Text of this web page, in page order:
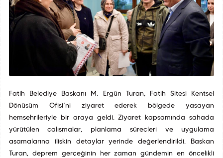
Fatih Belediye Başkanı M. Ergün Turan, Fatih Sitesi Kentsel
Dönüşüm Ofisi’ni ziyaret ederek bölgede yaşayan
hemşehrileriyle bir araya geldi. Ziyaret kapsamında sahada
yürütülen çalışmalar, planlama süreçleri ve uygulama
aşamalarına ilişkin detaylar yerinde değerlendirildi. Başkan
Turan, deprem gerçeğinin her zaman gündemin en öncelikli